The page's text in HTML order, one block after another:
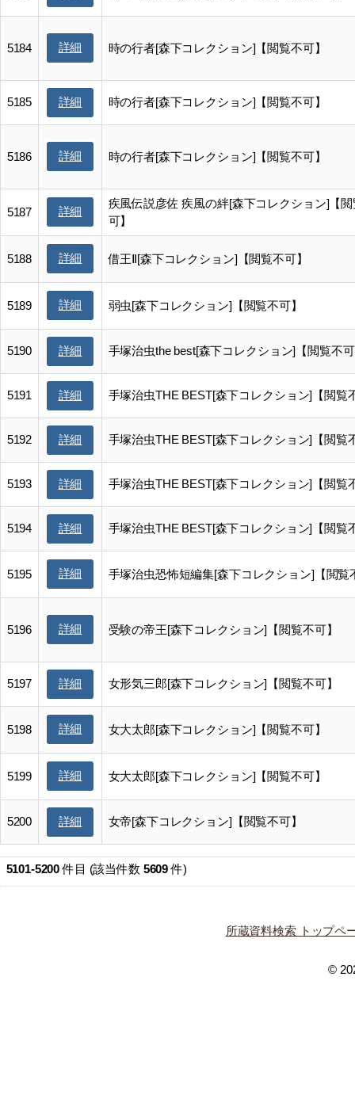
5184 詳細 時の行者[森下コレクション]【閲覧不可】
5185 詳細 時の行者[森下コレクション]【閲覧不可】
5186 詳細 時の行者[森下コレクション]【閲覧不可】
5187 詳細
疾風伝説彦佐 疾風の絆[森下コレクション]【
可】
5188 詳細 借王Ⅱ[森下コレクション]【閲覧不可】
5189 詳細 弱虫[森下コレクション]【閲覧不可】
5190 詳細 手塚治虫the best[森下コレクション]【閲覧不
5191 詳細 手塚治虫THE BEST[森下コレクション]【閲覧
5192 詳細 手塚治虫THE BEST[森下コレクション]【閲覧
5193 詳細 手塚治虫THE BEST[森下コレクション]【閲覧
5194 詳細 手塚治虫THE BEST[森下コレクション]【閲覧
5195 詳細 手塚治虫恐怖短編集[森下コレクション]【閲覧
5196 詳細 受験の帝王[森下コレクション]【閲覧不可】
5197 詳細 女形気三郎[森下コレクション]【閲覧不可】
5198 詳細 女大太郎[森下コレクション]【閲覧不可】
5199 詳細 女大太郎[森下コレクション]【閲覧不可】
5200 詳細 女帝[森下コレクション]【閲覧不可】
5101-5200件目 (該当件数 5609件)
所蔵資料検索 トップペ
©